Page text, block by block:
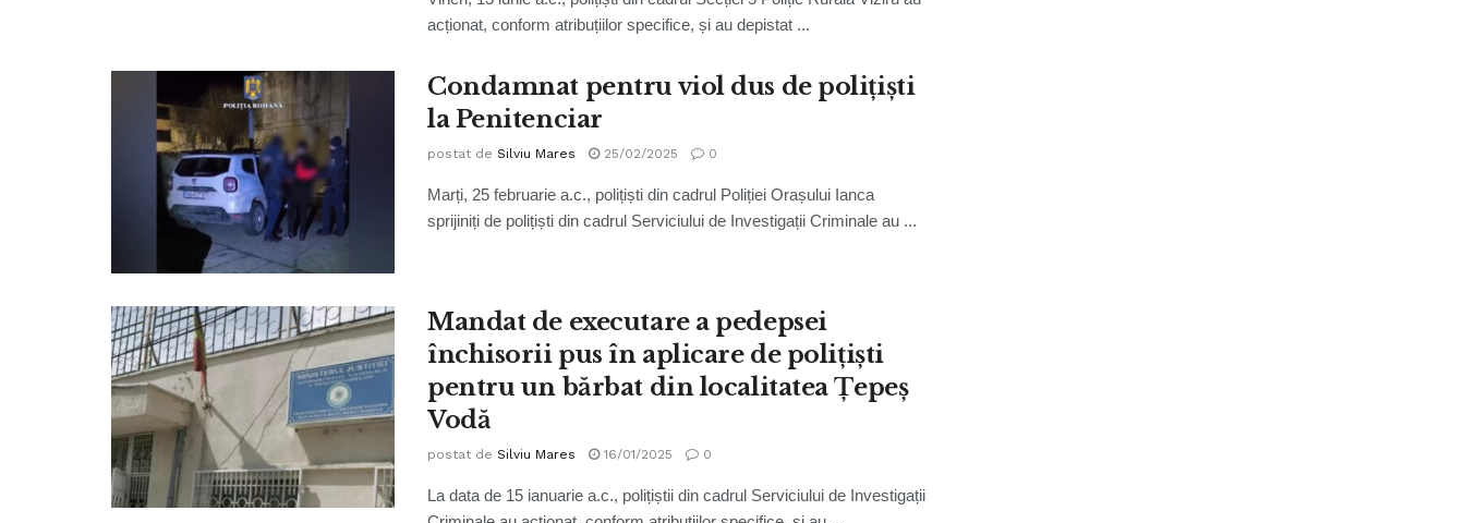
acționat, conform atribuțiilor specifice, și au depistat ...
Condamnat pentru viol dus de polițiști
la Penitenciar
postat de Silviu Mares 25/02/2025 0
Marți, 25 februarie a.c., polițiști din cadrul Poliției Orașului Ianca
sprijiniți de polițiști din cadrul Serviciului de Investigații Criminale au ...
Mandat de executare a pedepsei
închisorii pus în aplicare de polițiști
pentru un bărbat din localitatea Țepeș
Vodă
postat de Silviu Mares 16/01/2025 0
La data de 15 ianuarie a.c., polițiștii din cadrul Serviciului de Investigații